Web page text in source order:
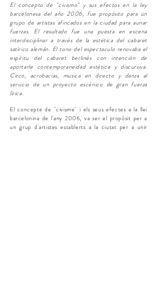
El concepto de "civismo" y sus efectos en la ley
barcelonesa del año 2006, fue propósito para un
grupo de artistas afincados en la ciudad para aunar
fuerzas. El resultado fue una puesta en escena
interdisciplinar a través de la estética del cabaret
satírico alemán. El tono del espectaculo renovaba el
espíritu del cabaret berlinés con intención de
aportarle contemporaneidad estética y discursiva.
Circo, acrobacias, musica en directo y danza al
servicio de un proyecto escénico de gran fuerza
lírica.
El concepte de "civisme" i els seus efectes a la llei
barcelonina de l'any 2006, va ser el propòsit per a
un grup d'artistes establerts a la ciutat per a unir